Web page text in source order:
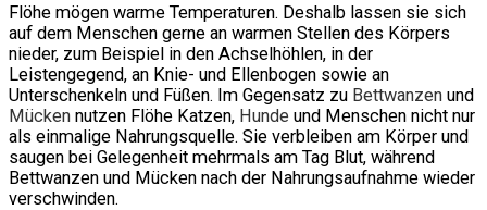
Flöhe mögen warme Temperaturen. Deshalb lassen sie sich
auf dem Menschen gerne an warmen Stellen des Körpers
nieder, zum Beispiel in den Achselhöhlen, in der
Leistengegend, an Knie- und Ellenbogen sowie an
Unterschenkeln und Füßen. Im Gegensatz zu Bettwanzen und
Mücken nutzen Flöhe Katzen, Hunde und Menschen nicht nur
als einmalige Nahrungsquelle. Sie verbleiben am Körper und
saugen bei Gelegenheit mehrmals am Tag Blut, während
Bettwanzen und Mücken nach der Nahrungsaufnahme wieder
verschwinden.